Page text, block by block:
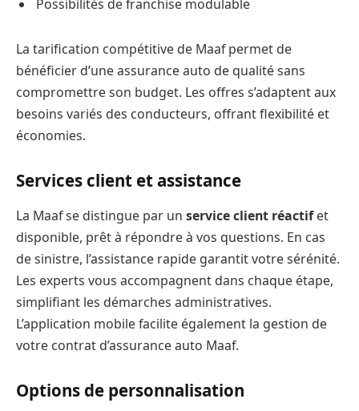
Possibilités de franchise modulable
La tarification compétitive de Maaf permet de
bénéficier d’une assurance auto de qualité sans
compromettre son budget. Les offres s’adaptent aux
besoins variés des conducteurs, offrant flexibilité et
économies.
Services client et assistance
La Maaf se distingue par un service client réactifet
disponible, prêt à répondre à vos questions. En cas
de sinistre, l’assistance rapide garantit votre sérénité.
Les experts vous accompagnent dans chaque étape,
simplifiant les démarches administratives.
L’application mobile facilite également la gestion de
votre contrat d’assurance auto Maaf.
Options de personnalisation